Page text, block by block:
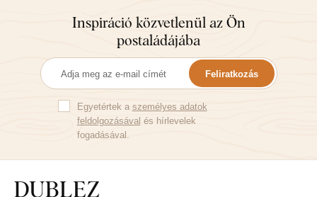
Inspiráció közvetlenül az Ön
postaládájába
Feliratkozás
Egyetértek a személyes adatok
feldolgozásával és hírlevelek
fogadásával.